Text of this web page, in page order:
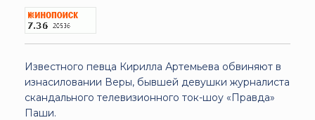
Известного певца Кирилла Артемьева обвиняют в
изнасиловании Веры, бывшей девушки журналиста
скандального телевизионного ток-шоу «Правда»
Паши.